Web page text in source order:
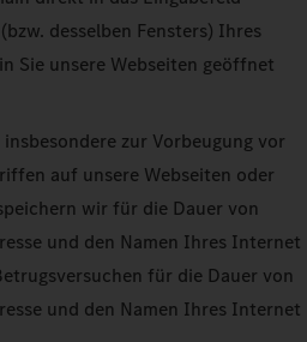
desselben Fensters) Ihres
Sie unsere Webseiten geöffnet
zur Vorbeugung vor
auf unsere Webseiten oder
wir für die Dauer von
und den Namen Ihres Internet
für die Dauer von
und den Namen Ihres Internet